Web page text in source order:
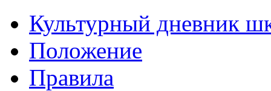
Культурный дневник
Положение
Правила